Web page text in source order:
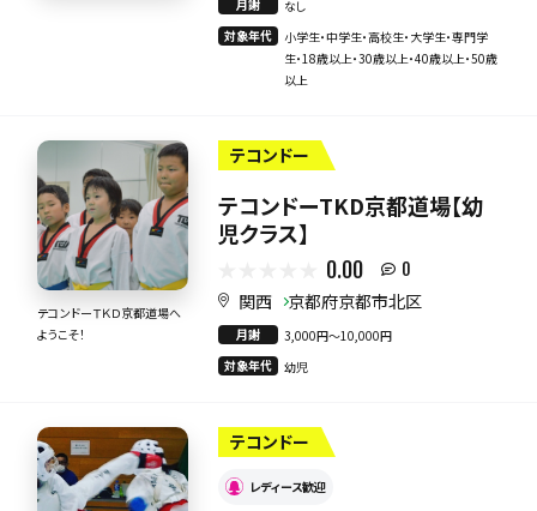
月謝
なし
対象年代
小学生・中学生・高校生・大学生・専門学
生・18歳以上・30歳以上・40歳以上・50歳
以上
テコンドーＴＫＤ京都道場へ
ようこそ！
テコンドー
テコンドーTKD京都道場【幼
児クラス】
0.00 0
関西 京都府京都市北区
月謝
3,000円〜10,000円
対象年代
幼児
テコンドー
レディース歓迎